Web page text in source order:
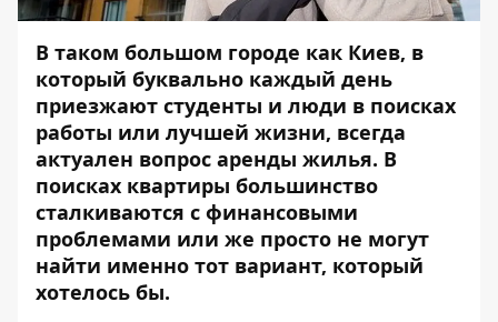
В таком большом городе как Киев, в
который буквально каждый день
приезжают студенты и люди в поисках
работы или лучшей жизни, всегда
актуален вопрос аренды жилья. В
поисках квартиры большинство
сталкиваются с финансовыми
проблемами или же просто не могут
найти именно тот вариант, который
хотелось бы.